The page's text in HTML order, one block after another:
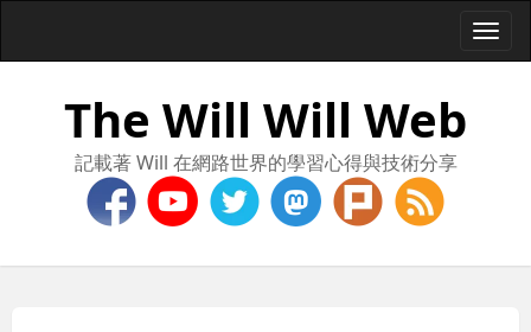
The Will Will Web
記載著 Will 在網路世界的學習心得與技術分享